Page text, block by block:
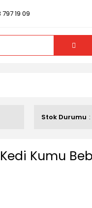
19 09
Stok Durumu
Kumu